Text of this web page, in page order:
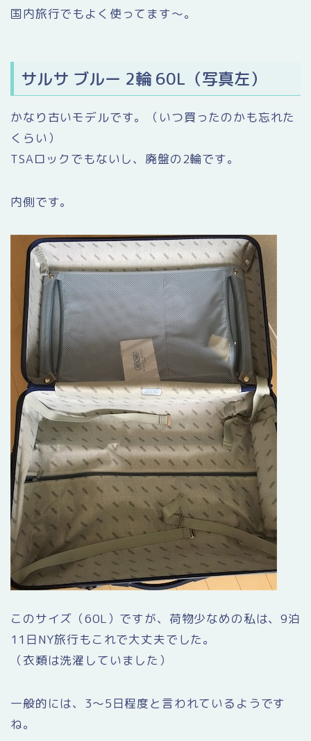
国内旅行でもよく使ってます〜。
サルサ ブルー 2輪 60L（写真左）
かなり古いモデルです。（いつ買ったのかも忘れた
くらい）
TSAロックでもないし、廃盤の2輪です。
内側です。
このサイズ（60L）ですが、荷物少なめの私は、9泊
11日NY旅行もこれで大丈夫でした。
（衣類は洗濯していました）
一般的には、3〜5日程度と言われているようです
ね。